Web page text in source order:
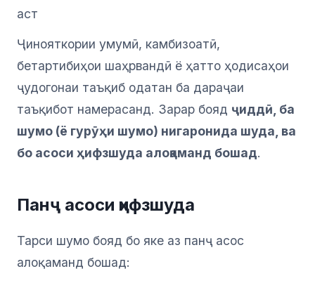
аст
Ҷинояткории умумӣ, камбизоатӣ,
бетартибиҳои шаҳрвандӣ ё ҳатто ҳодисаҳои
ҷудогонаи таъқиб одатан ба дараҷаи
таъқибот намерасанд. Зарар бояд ҷиддӣ, ба
шумо (ё гурӯҳи шумо) нигаронида шуда, ва
бо асоси ҳифзшуда алоқаманд бошад.
Панҷ асоси ҳифзшуда
Тарси шумо бояд бо яке аз панҷ асос
алоқаманд бошад: